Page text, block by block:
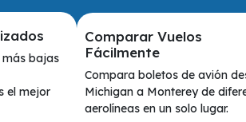
bajas
el mejor
Comparar Vuelos
Fácilmente
Compara boletos de avión
Michigan a Monterey de
aerolíneas en un solo lugar.